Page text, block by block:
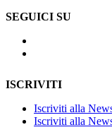
SEGUICI SU
ISCRIVITI
Iscriviti alla
Iscriviti alla